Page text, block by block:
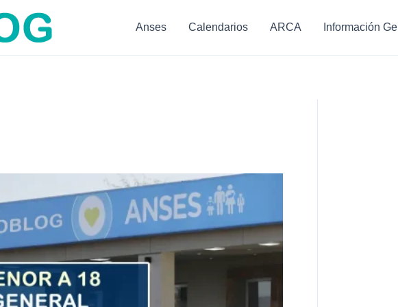
Anses Calendarios ARCA Información